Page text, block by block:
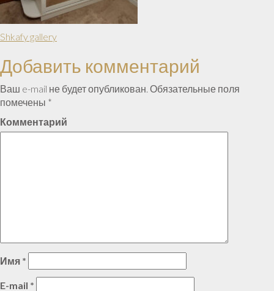
по
записям
Shkafy gallery
Добавить комментарий
Ваш e-mail не будет опубликован. Обязательные поля
помечены *
Комментарий
Имя *
E-mail *